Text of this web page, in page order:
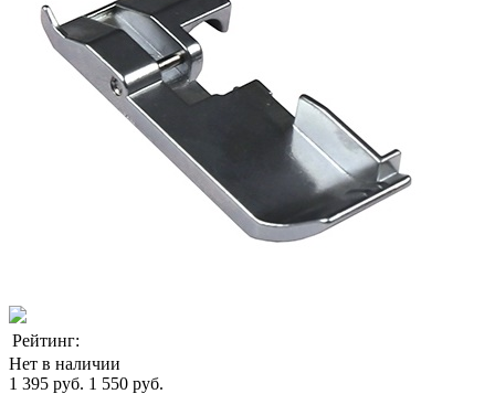
Рейтинг:
Нет в наличии
1 395 руб. 1 550 руб.